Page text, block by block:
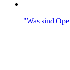
"Was sind